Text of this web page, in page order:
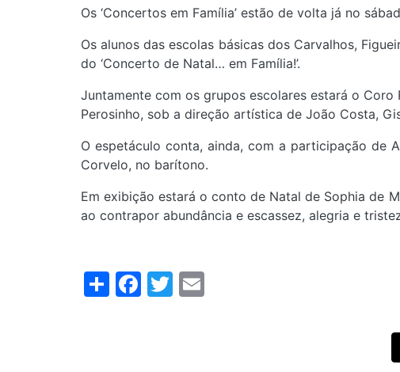
Os ‘Concertos em Família’ estão de volta já no
Os alunos das escolas básicas dos Carvalhos,
do ‘Concerto de Natal… em Família!’.
Juntamente com os grupos escolares estará o
Perosinho, sob a direção artística de João Costa,
O espetáculo conta, ainda, com a participação de
Corvelo, no barítono.
Em exibição estará o conto de Natal de Sophia de
ao contrapor abundância e escassez, alegria e
ShareFacebook
Twitter